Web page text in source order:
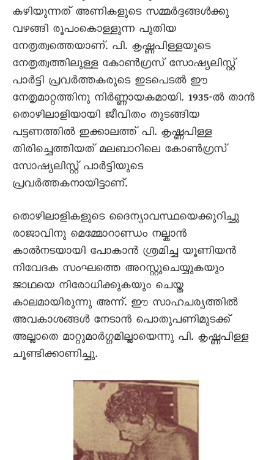
കഴിയുന്നത് അണികളുടെ സമ്മർദ്ദങ്ങൾക്കു
വഴങ്ങി രൂപംകൊള്ളുന്ന പുതിയ
നേതൃത്വത്തെയാണ്. പി. കൃഷ്ണപിള്ളയുടെ
നേതൃത്വത്തിലുള്ള കോൺഗ്രസ് സോഷ്യലിസ്റ്റ്
പാർട്ടി പ്രവർത്തകരുടെ ഇടപെടൽ ഈ
നേതൃമാറ്റത്തിനു നിർണ്ണായകമായി. 1935-ൽ താൻ
തൊഴിലാളിയായി ജീവിതം തുടങ്ങിയ
പട്ടണത്തിൽ ഇക്കാലത്ത് പി. കൃഷ്ണപിള്ള
തിരിച്ചെത്തിയത് മലബാറിലെ കോൺഗ്രസ്
സോഷ്യലിസ്റ്റ് പാർട്ടിയുടെ
പ്രവർത്തകനായിട്ടാണ്.
തൊഴിലാളികളുടെ ദൈന്യാവസ്ഥയെക്കുറിച്ചു
രാജാവിനു മെമ്മോറാണ്ഡം നല്കാൻ
കാൽനടയായി പോകാൻ ശ്രമിച്ച യൂണിയൻ
നിവേദക സംഘത്തെ അറസ്റ്റുചെയ്യുകയും
ജാഥയെ നിരോധിക്കുകയും ചെയ്ത
കാലമായിരുന്നു അന്ന്. ഈ സാഹചര്യത്തിൽ
അവകാശങ്ങൾ നേടാൻ പൊതുപണിമുടക്ക്
അല്ലാതെ മാറ്റുമാർഗ്ഗമില്ലായെന്നു പി. കൃഷ്ണപിള്ള
ചൂണ്ടിക്കാണിച്ചു.